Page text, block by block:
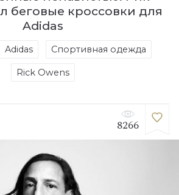
беговые кроссовки для
Adidas
Adidas Спортивная одежда
Rick Owens
8266